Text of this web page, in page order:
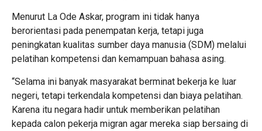
Menurut La Ode Askar, program ini tidak hanya
berorientasi pada penempatan kerja, tetapi juga
peningkatan kualitas sumber daya manusia (SDM) melalui
pelatihan kompetensi dan kemampuan bahasa asing.
“Selama ini banyak masyarakat berminat bekerja ke luar
negeri, tetapi terkendala kompetensi dan biaya pelatihan.
Karena itu negara hadir untuk memberikan pelatihan
kepada calon pekerja migran agar mereka siap bersaing di